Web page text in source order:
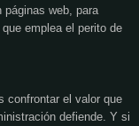
web, para
emplea el perito de
confrontar el valor que
defiende. Y si